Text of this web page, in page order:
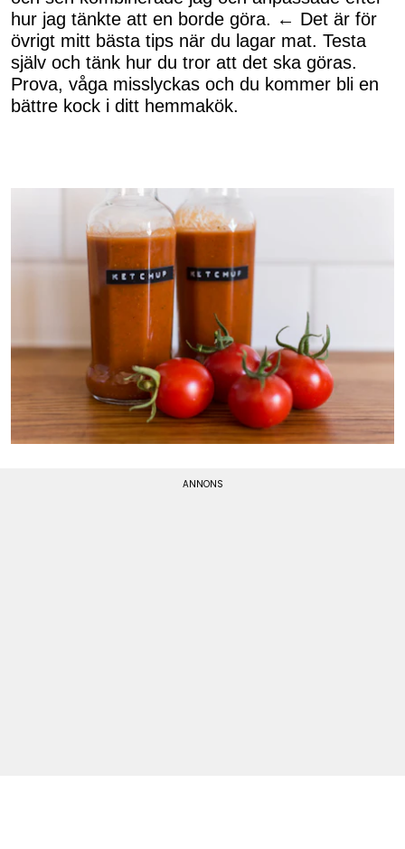
hur jag tänkte att en borde göra. ← Det är för
övrigt mitt bästa tips när du lagar mat. Testa
själv och tänk hur du tror att det ska göras.
Prova, våga misslyckas och du kommer bli en
bättre kock i ditt hemmakök.